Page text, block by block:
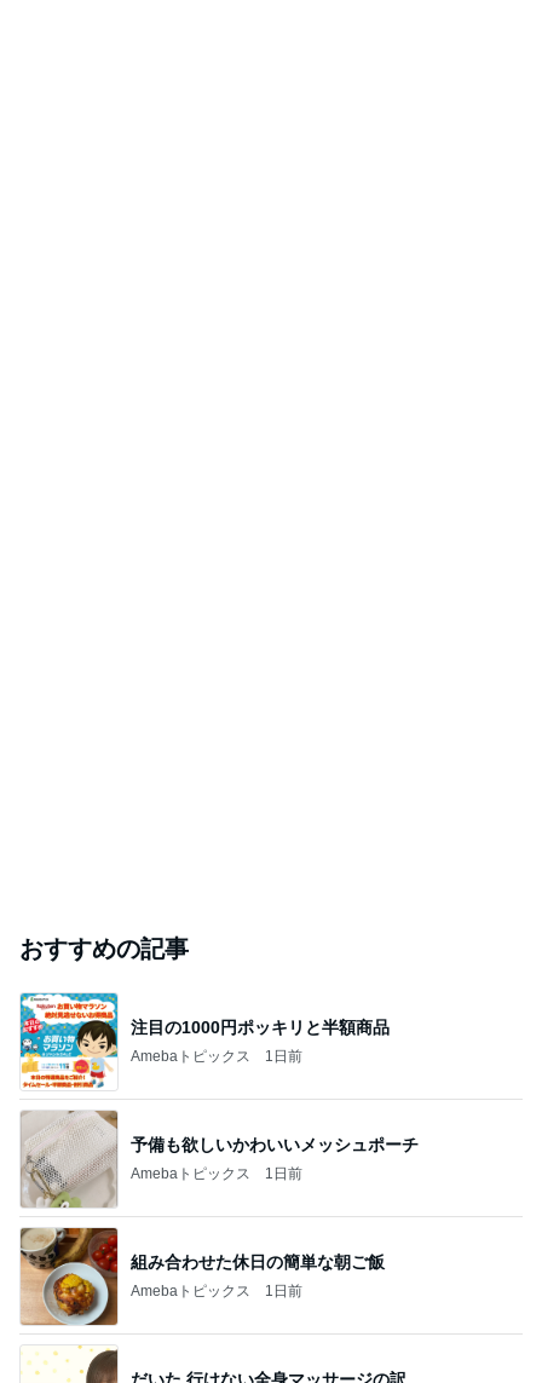
おすすめの記事
注目の1000円ポッキリと半額商品
Amebaトピックス 1日前
予備も欲しいかわいいメッシュポーチ
Amebaトピックス 1日前
組み合わせた休日の簡単な朝ご飯
Amebaトピックス 1日前
だいた 行けない全身マッサージの訳